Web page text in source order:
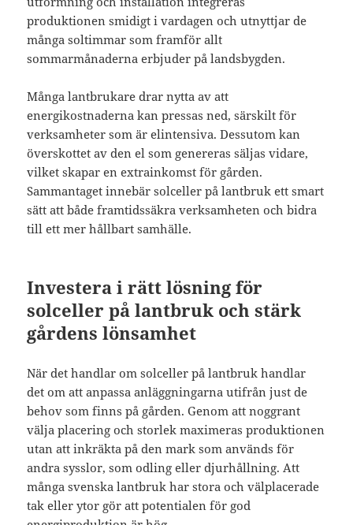
produktionen smidigt i vardagen och utnyttjar de
många soltimmar som framför allt
sommarmånaderna erbjuder på landsbygden.
Många lantbrukare drar nytta av att
energikostnaderna kan pressas ned, särskilt för
verksamheter som är elintensiva. Dessutom kan
överskottet av den el som genereras säljas vidare,
vilket skapar en extrainkomst för gården.
Sammantaget innebär solceller på lantbruk ett smart
sätt att både framtidssäkra verksamheten och bidra
till ett mer hållbart samhälle.
Investera i rätt lösning för
solceller på lantbruk och stärk
gårdens lönsamhet
När det handlar om solceller på lantbruk handlar
det om att anpassa anläggningarna utifrån just de
behov som finns på gården. Genom att noggrant
välja placering och storlek maximeras produktionen
utan att inkräkta på den mark som används för
andra sysslor, som odling eller djurhållning. Att
många svenska lantbruk har stora och välplacerade
tak eller ytor gör att potentialen för god